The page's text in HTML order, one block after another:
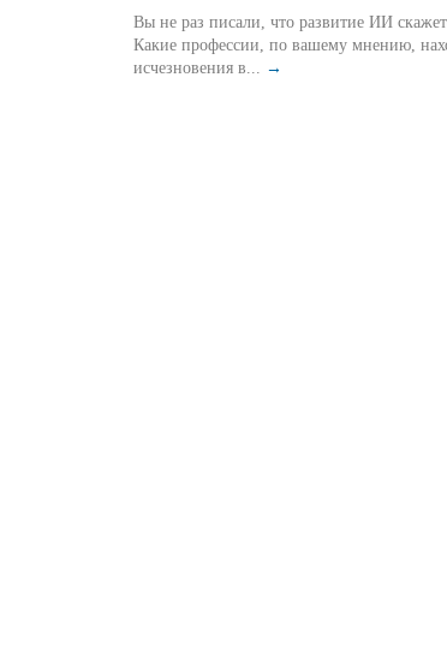
Вы не раз писали, что развитие ИИ
Какие профессии, по вашему мнению,
исчезновения в... →